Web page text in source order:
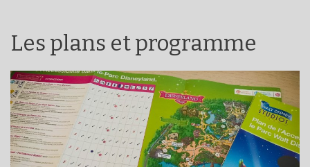
Les plans et programme